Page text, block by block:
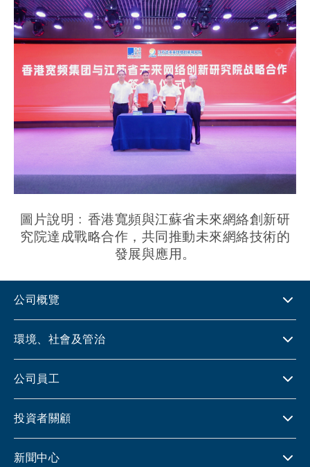
圖片說明﹕香港寬頻與江蘇省未來網絡創新研
究院達成戰略合作，共同推動未來網絡技術的
發展與應用。
公司概覽
環境、社會及管治
公司員工
投資者關顧
新聞中心